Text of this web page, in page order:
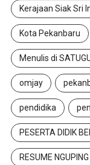
Kerajaan Siak Sri
Kota Pekanbaru
Menulis di
omjay
pendidika
PESERTA DIDIK
RESUME